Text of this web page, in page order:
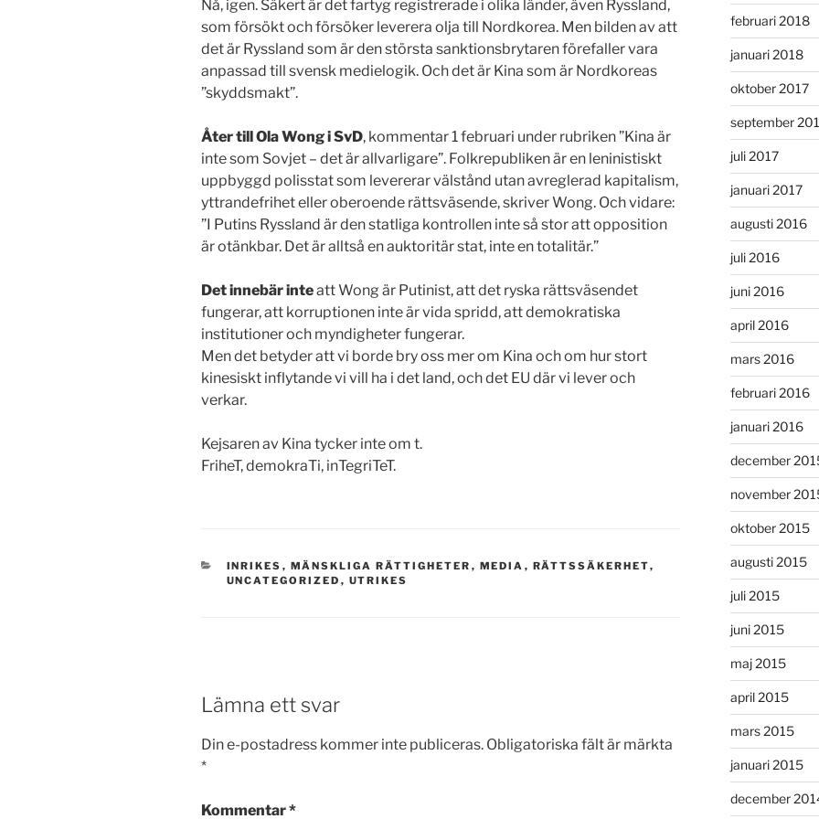
Nå, igen. Säkert är det fartyg registrerade i olika länder, även Ryssland,
som försökt och försöker leverera olja till Nordkorea. Men bilden av att
det är Ryssland som är den största sanktionsbrytaren förefaller vara
anpassad till svensk medielogik. Och det är Kina som är Nordkoreas
”skyddsmakt”.
Åter till Ola Wong i SvD, kommentar 1 februari under rubriken ”Kina är
inte som Sovjet – det är allvarligare”. Folkrepubliken är en leninistiskt
uppbyggd polisstat som levererar välstånd utan avreglerad kapitalism,
yttrandefrihet eller oberoende rättsväsende, skriver Wong. Och vidare:
”I Putins Ryssland är den statliga kontrollen inte så stor att opposition
är otänkbar. Det är alltså en auktoritär stat, inte en totalitär.”
Det innebär inteatt Wong är Putinist, att det ryska rättsväsendet
fungerar, att korruptionen inte är vida spridd, att demokratiska
institutioner och myndigheter fungerar.
Men det betyder att vi borde bry oss mer om Kina och om hur stort
kinesiskt inflytande vi vill ha i det land, och det EU där vi lever och
verkar.
Kejsaren av Kina tycker inte om t.
FriheT, demokraTi, inTegriTeT.
KATEGORIER
INRIKES , MÄNSKLIGA RÄTTIGHETER , MEDIA , RÄTTSSÄKERHET,
UNCATEGORIZED , UTRIKES
Lämna ett svar
Din e-postadress kommer inte publiceras. Obligatoriska fält är märkta
*
Kommentar*
februari 2018
januari 2018
oktober 2017
september
juli 2017
januari 2017
augusti 2016
juli 2016
juni 2016
april 2016
mars 2016
februari 2016
januari 2016
december
november
oktober 2015
augusti 2015
juli 2015
juni 2015
maj 2015
april 2015
mars 2015
januari 2015
december